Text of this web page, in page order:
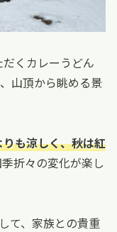
くカレーうどん
山頂から眺める景
も涼しく、秋は紅
季折々の変化が楽し
て、家族との貴重